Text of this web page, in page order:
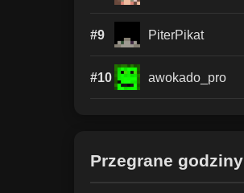
#9 PiterPikat
#10 awokado_pro
Przegrane godziny